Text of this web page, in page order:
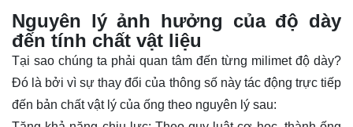
Nguyên lý ảnh hưởng của độ dày
đến tính chất vật liệu
Tại sao chúng ta phải quan tâm đến từng milimet độ dày?
Đó là bởi vì sự thay đổi của thông số này tác động trực tiếp
đến bản chất vật lý của ống theo nguyên lý sau: